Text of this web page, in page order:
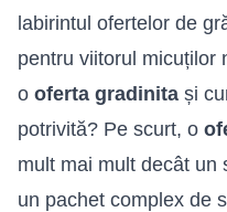
labirintul ofertelor de
pentru viitorul micuților
o oferta gradinita și
potrivită? Pe scurt, o
mult mai mult decât un
un pachet complex de